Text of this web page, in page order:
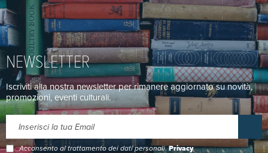
NEWSLETTER
Iscriviti alla nostra newsletter per rimanere aggiornato su novità,
promozioni, eventi culturali.
Acconsento al trattamento dei dati personali.Privacy